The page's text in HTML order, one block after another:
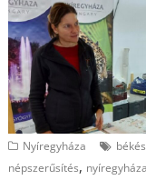
Nyíregyháza
népszerűsítés, nyíregyháza